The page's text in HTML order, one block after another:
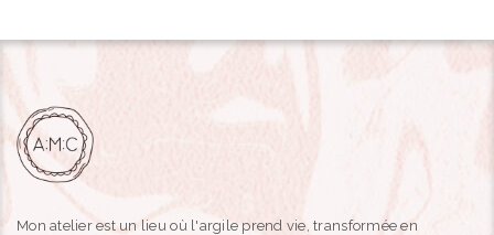
Mon atelier est un lieu où l'argile prend vie, transformée en